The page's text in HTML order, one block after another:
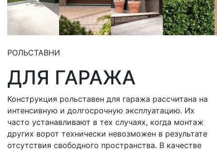
РОЛЬСТАВНИ
ДЛЯ ГАРАЖА
Конструкция рольставен для гаража рассчитана на
интенсивную и долгосрочную эксплуатацию. Их
часто устанавливают в тех случаях, когда монтаж
других ворот технически невозможен в результате
отсутствия свободного пространства. В качестве